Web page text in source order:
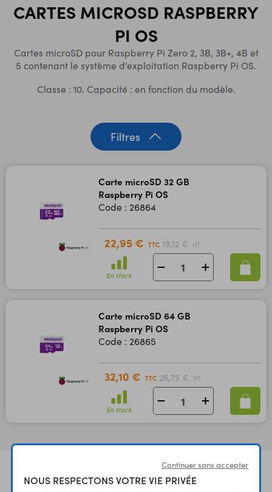
CARTES MICROSD RASPBERRY
PI OS
Cartes microSD pour Raspberry Pi Zero 2, 3B, 3B+, 4B et
5 contenant le système d'exploitation Raspberry Pi OS.
Classe : 10. Capacité : en fonction du modèle.
Filtres
Carte microSD 32 GB
Raspberry Pi OS
Code : 26864
22,95 € TTC 19,12 € HT
En stock
Carte microSD 64 GB
Raspberry Pi OS
Code : 26865
32,10 € TTC 26,75 € HT
En stock
Continuer sans accepter
NOUS RESPECTONS VOTRE VIE PRIVÉE